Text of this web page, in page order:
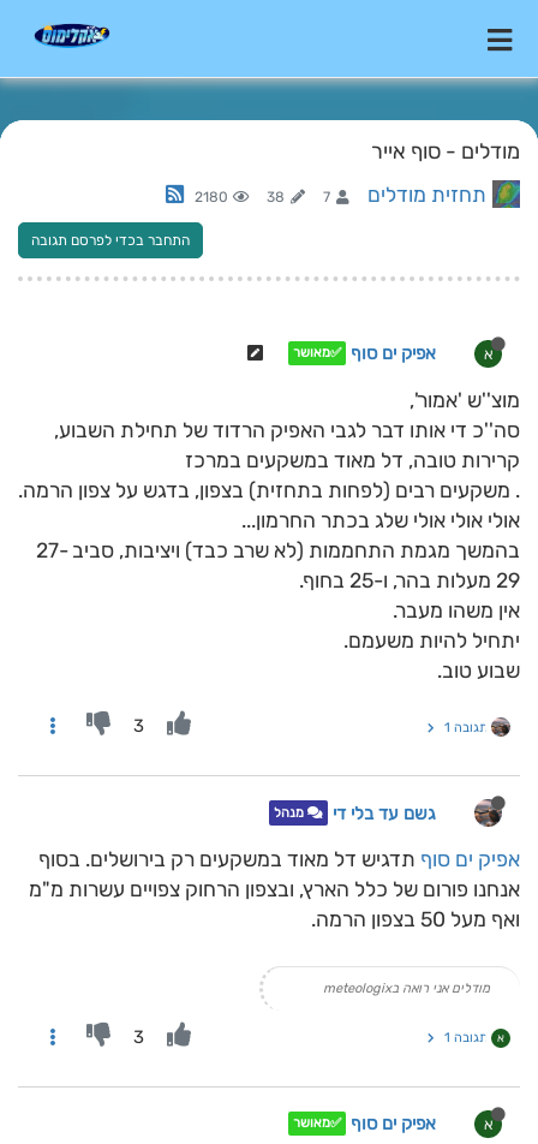
מודלים - סוף אייר
תחזית מודלים 7
38
2180
התחבר בכדי לפרסם תגובה
א אפיק ים סוף ✅מאושר
מוצ''ש 'אמור',
סה''כ די אותו דבר לגבי האפיק הרדוד של תחילת השבוע,
קרירות טובה, דל מאוד במשקעים במרכז
. משקעים רבים (לפחות בתחזית) בצפון, בדגש על צפון הרמה.
אולי אולי אולי שלג בכתר החרמון...
בהמשך מגמת התחממות (לא שרב כבד) ויציבות, סביב 27-
29 מעלות בהר, ו-25 בחוף.
אין משהו מעבר.
יתחיל להיות משעמם.
שבוע טוב.
תגובה 1 3
גשם עד בלי די מנהל
אפיק ים סוף תדגיש דל מאוד במשקעים רק בירושלים. בסוף
אנחנו פורום של כלל הארץ, ובצפון הרחוק צפויים עשרות מ"מ
ואף מעל 50 בצפון הרמה.
מודלים אני רואה בmeteologix
א תגובה 1 3
א אפיק ים סוף ✅מאושר